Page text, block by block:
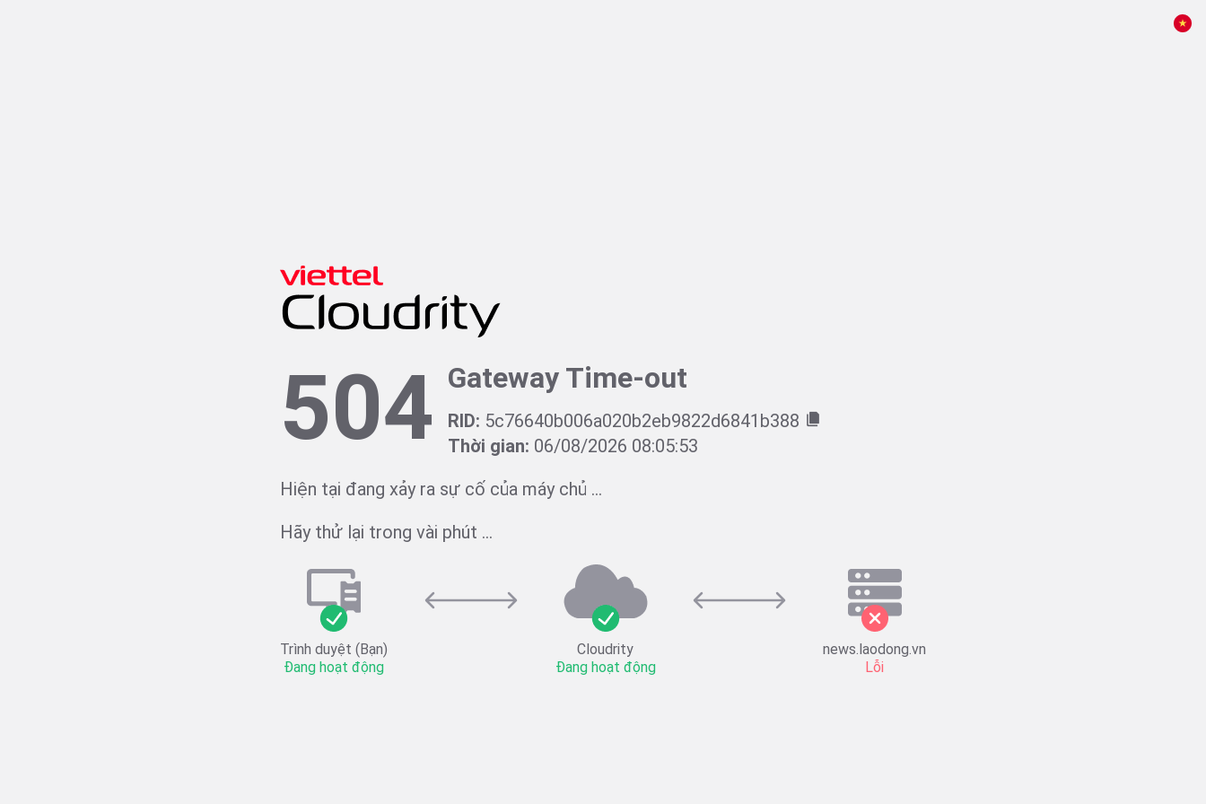
504 Gateway Time-out
RID: 5c76640b006a020b2eb9822d6841b388
Thời gian: 06/08/2026 08:05:53
Hiện tại đang xảy ra sự cố của máy chủ ...
Hãy thử lại trong vài phút ...
Trình duyệt (Bạn)
Đang hoạt động
Cloudrity
Đang hoạt động
news.laodong.vn
Lỗi